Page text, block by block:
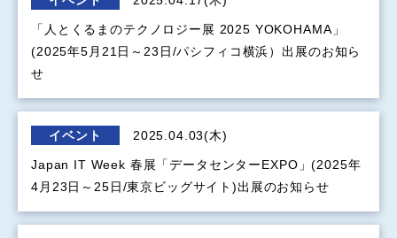
「人とくるまのテクノロジー展 2025 YOKOHAMA」
(2025年5月21日～23日/パシフィコ横浜）出展のお知ら
せ
イベント 2025.04.03(木)
Japan IT Week 春展「データセンターEXPO」(2025年
4月23日～25日/東京ビッグサイト)出展のお知らせ